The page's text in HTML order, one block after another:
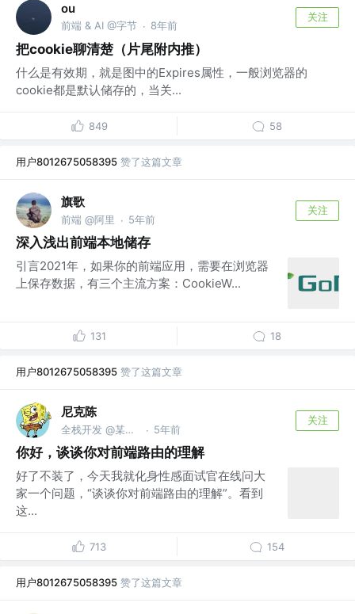
ou
前端 & AI @字节 · 8年前
关注
把cookie聊清楚（片尾附内推）
什么是有效期，就是图中的Expires属性，一般浏览器的
cookie都是默认储存的，当关...
849 58
用户8012675058395 赞了这篇文章
旗歌
前端 @阿里 · 5年前
关注
深入浅出前端本地储存
引言2021年，如果你的前端应用，需要在浏览器
上保存数据，有三个主流方案：CookieW...
131 18
用户8012675058395 赞了这篇文章
尼克陈
全栈开发 @某新媒体工具 · 5年前
关注
你好，谈谈你对前端路由的理解
好了不装了，今天我就化身性感面试官在线问大
家一个问题，“谈谈你对前端路由的理解”。看到
这...
713 154
用户8012675058395 赞了这篇文章